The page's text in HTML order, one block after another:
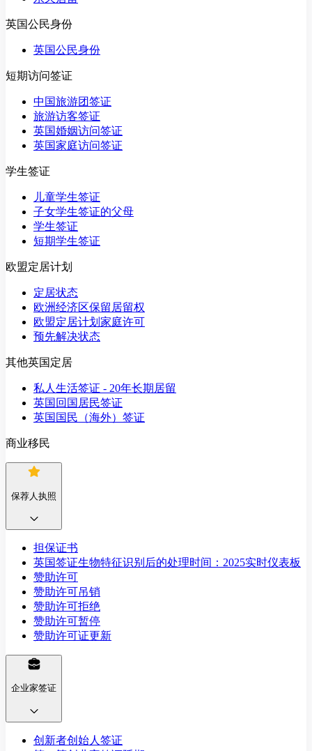
英国公民身份
英国公民身份
短期访问签证
中国旅游团签证
旅游访客签证
英国婚姻访问签证
英国家庭访问签证
学生签证
儿童学生签证
子女学生签证的父母
学生签证
短期学生签证
欧盟定居计划
定居状态
欧洲经济区保留居留权
欧盟定居计划家庭许可
预先解决状态
其他英国定居
私人生活签证 - 20年长期居留
英国回国居民签证
英国国民（海外）签证
商业移民
保荐人执照
担保证书
英国签证生物特征识别后的处理时间：2025实时仪表板
赞助许可
赞助许可吊销
赞助许可拒绝
赞助许可暂停
赞助许可证更新
企业家签证
创新者创始人签证